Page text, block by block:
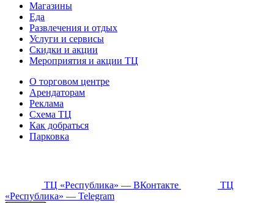
Магазины
Еда
Развлечения и отдых
Услуги и сервисы
Скидки и акции
Мероприятия и акции ТЦ
О торговом центре
Арендаторам
Реклама
Схема ТЦ
Как добраться
Парковка
ТЦ «Республика» — ВКонтакте
ТЦ
«Республика» — Telegram